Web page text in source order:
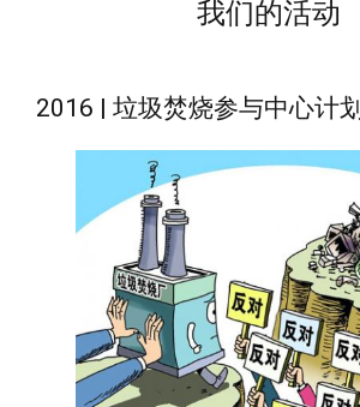
我们的活动
2016 | 垃圾焚烧参与中心计划